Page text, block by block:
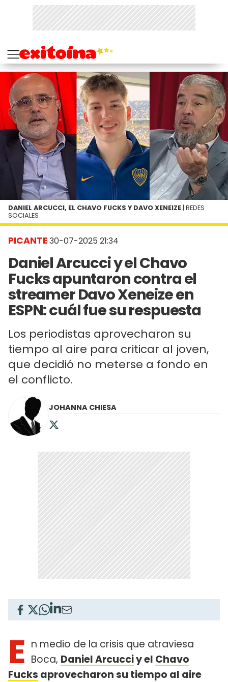
PICANTE30-07-2025 21:34
Daniel Arcucci y el Chavo
Fucks apuntaron contra el
streamer Davo Xeneize en
ESPN: cuál fue su respuesta
Los periodistas aprovecharon su
tiempo al aire para criticar al joven,
que decidió no meterse a fondo en
el conflicto.
DANIEL ARCUCCI, EL CHAVO FUCKS Y DAVO XENEIZE | REDES
SOCIALES
JOHANNA CHIESA
E n medio de la crisis que atraviesa
Boca, Daniel Arcucciy el Chavo
Fucks aprovecharon su tiempo al aire